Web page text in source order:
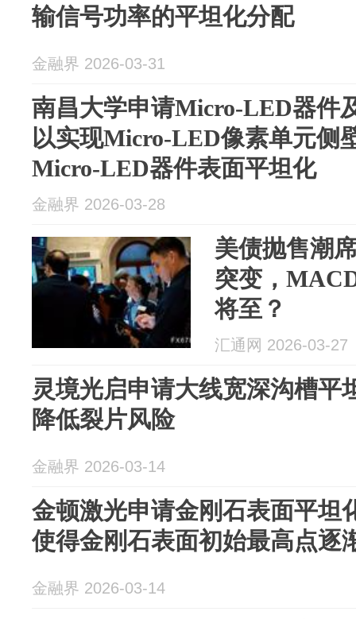
输信号功率的平坦化分配
金融界 2026-03-31
南昌大学申请Micro-LED器件
以实现Micro-LED像素单元侧
Micro-LED器件表面平坦化
金融界 2026-03-28
美债抛售潮
突变，
将至？
汇通网 2026-03-27
灵境光启申请大线宽深沟槽平
降低裂片风险
金融界 2026-03-14
金顿激光申请金刚石表面平坦
使得金刚石表面初始最高点逐
金融界 2026-03-14